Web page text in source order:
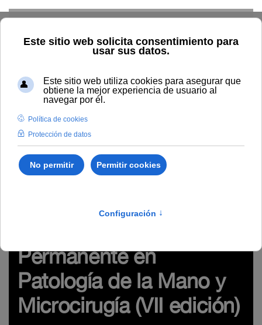
Inicio Estudiar Oferta académica
Oferta por sedes
Máster de Formación Permanente en Patología de la Mano y
Enseñanzas propias de posgrado
Ciencias de la
Salud/4900
Permanente en
Patología de la Mano y
Microcirugía (VII edición)